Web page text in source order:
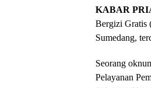
KABAR
Bergizi Gratis
Sumedang,
Seorang
Pelayanan